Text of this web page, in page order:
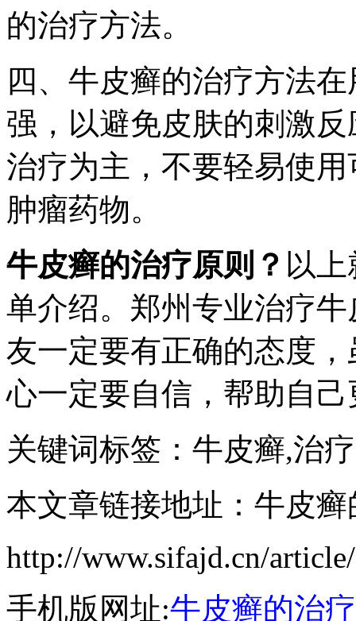
的治疗方法。
四、牛皮癣的治疗方法
强，以避免皮肤的刺激
治疗为主，不要轻易使
肿瘤药物。
牛皮癣的治疗原则？ 以
单介绍。郑州专业治疗
友一定要有正确的态度
心一定要自信，帮助自
关键词标签：牛皮癣,治
本文章链接地址：牛皮
http://www.sifajd.cn/
手机版网址:牛皮癣的治